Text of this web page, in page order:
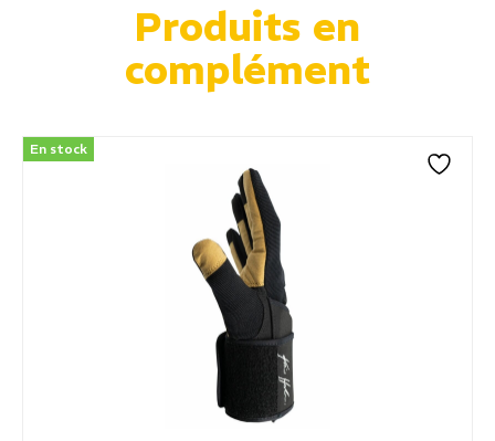
Produits en
complément
En stock